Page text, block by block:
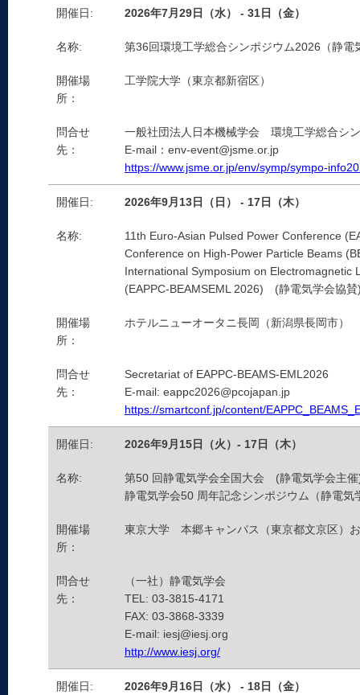
開催日: 2026年7月29日（水） - 31日（金）
名称: 第36回環境工学総合シンポジウム2026（静電
開催場
所：
工学院大学（東京都新宿区）
問合せ
先：
一般社団法人日本機械学会 環境工学総合シ
E-mail：env-event@jsme.or.jp
https://www.jsme.or.jp/env/symp/sympo-
開催日: 2026年9月13日（日） - 17日（木）
名称:
11th Euro-Asian Pulsed Power Conference
Conference on High-Power Particle Beams
International Symposium on
(EAPPC-BEAMSEML 2026) (静電気学会協賛
開催場
所：
ホテルニューオータニ長岡（新潟県長岡市）
問合せ
先：
Secretariat of EAPPC-BEAMS-EML2026
E-mail: eappc2026@pcojapan.jp
https://smartconf.jp/content/
開催日: 2026年9月15日（火）- 17日（木）
名称:
第50 回静電気学会全国大会 (静電気学会主
静電気学会50 周年記念シンポジウム（静電気
開催場
所：
東京大学 本郷キャンパス（東京都文京区）
問合せ
先：
（一社）静電気学会
TEL: 03-3815-4171
FAX: 03-3868-3339
E-mail: iesj@iesj.org
http://www.iesj.org/
開催日: 2026年9月16日（水） - 18日（金）